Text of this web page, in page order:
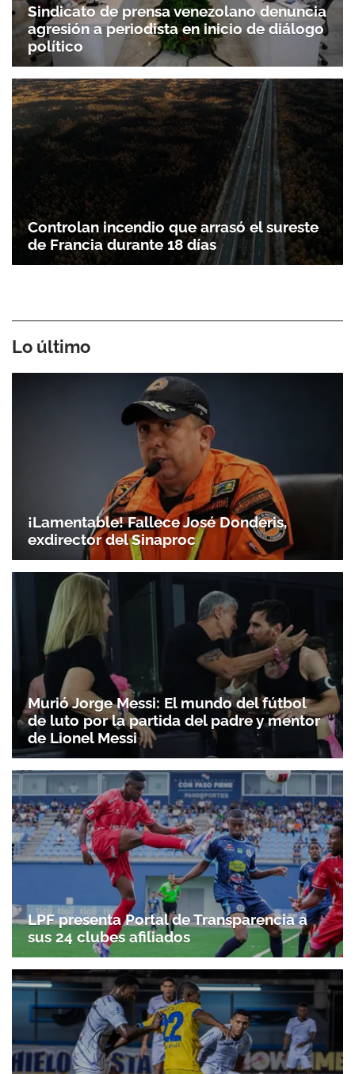
Sindicato de prensa venezolano denuncia
agresión a periodista en inicio de diálogo
político
Controlan incendio que arrasó el sureste
de Francia durante 18 días
Lo último
¡Lamentable! Fallece José Donderis,
exdirector del Sinaproc
Murió Jorge Messi: El mundo del fútbol
de luto por la partida del padre y mentor
de Lionel Messi
LPF presenta Portal de Transparencia a
sus 24 clubes afiliados